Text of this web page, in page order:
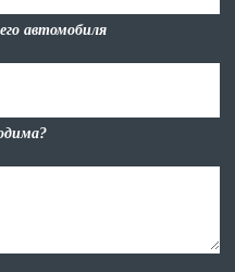
автомобиля